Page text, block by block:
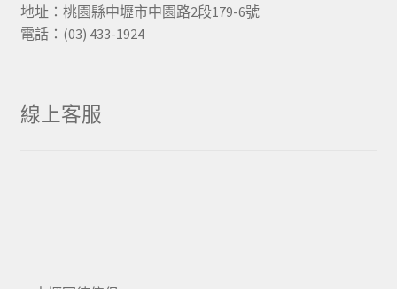
地址：桃園縣中壢市中園路2段179-6號
電話：(03) 433-1924
線上客服